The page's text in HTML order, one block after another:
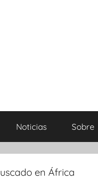
Noticias Sobre
en África